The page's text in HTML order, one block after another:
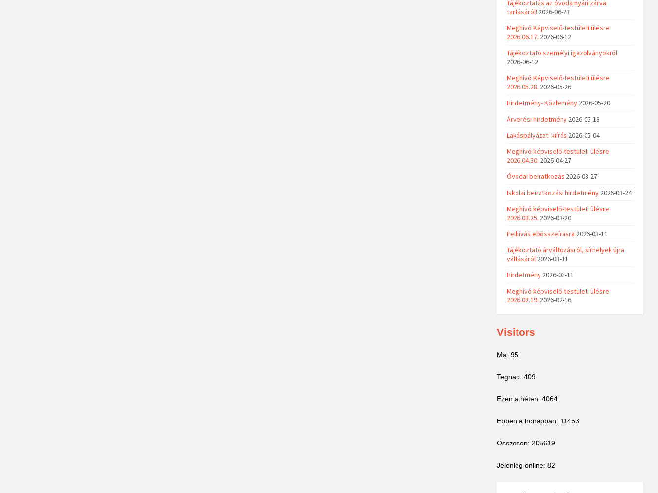
Tájékoztatás az óvoda nyári zárva
tartásáról! 2026-06-23
Meghívó Képviselő-testületi ülésre
2026.06.17. 2026-06-12
Tájékoztató személyi igazolványokról
2026-06-12
Meghívó Képviselő-testületi ülésre
2026.05.28. 2026-05-26
Hirdetmény- Közlemény 2026-05-20
Árverési hirdetmény 2026-05-18
Lakáspályázati kiírás 2026-05-04
Meghívó képviselő-testületi ülésre
2026.04.30. 2026-04-27
Óvodai beiratkozás 2026-03-27
Iskolai beiratkozási hirdetmény 2026-03-24
Meghívó képviselő-testületi ülésre
2026.03.25. 2026-03-20
Felhívás ebösszeírásra 2026-03-11
Tájékoztató árváltozásról, sírhelyek újra
váltásáról 2026-03-11
Hirdetmény 2026-03-11
Meghívó képviselő-testületi ülésre
2026.02.19. 2026-02-16
Visitors
Ma: 95
Tegnap: 409
Ezen a héten: 4064
Ebben a hónapban: 11453
Összesen: 205619
Jelenleg online: 82